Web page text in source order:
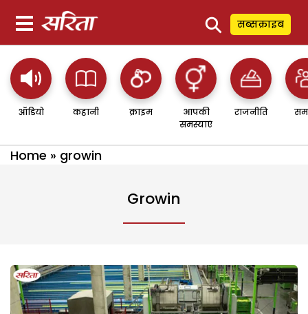
⚲ सब्सक्राइब
ऑडियो कहानी क्राइम
आपकी
समस्याएं
राजनीति
Home » growin
Growin